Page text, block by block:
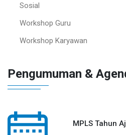
Sosial
Workshop Guru
Workshop Karyawan
Pengumuman &
MPLS Tahun